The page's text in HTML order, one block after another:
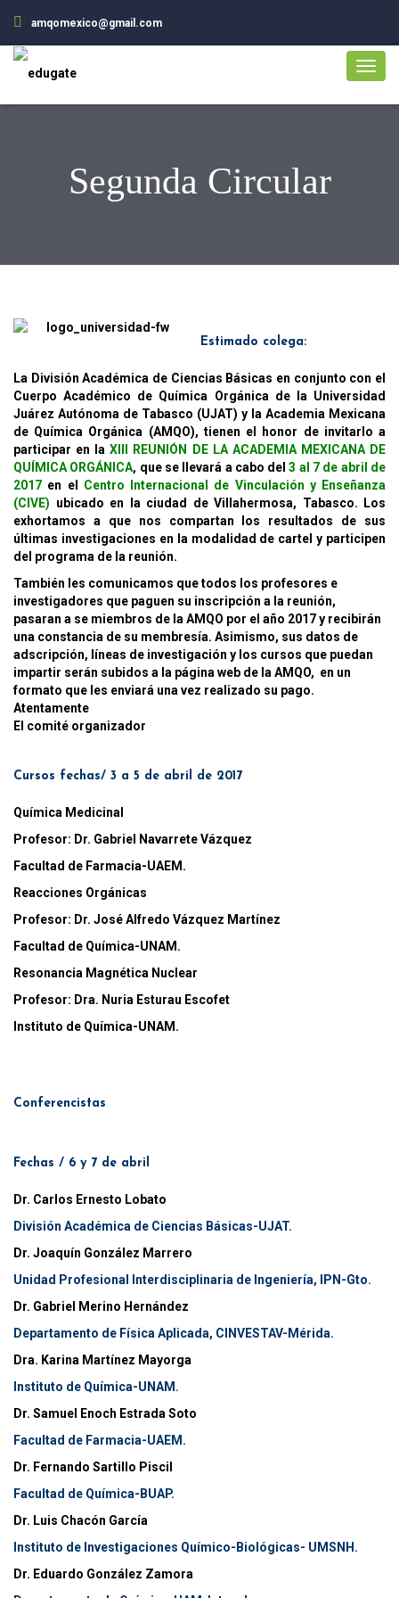
amqomexico@gmail.com
Segunda Circular
Estimado colega:
La División Académica de Ciencias Básicas en conjunto con el
Cuerpo Académico de Química Orgánica dela Universidad
Juárez Autónoma de Tabasco (UJAT) y la Academia Mexicana
de Química Orgánica (AMQO), tienen el honor de invitarlo a
participar en la XIII REUNIÓN DE LA ACADEMIA MEXICANA DE
QUÍMICA ORGÁNICA, que se llevará a cabo del 3 al 7 de abril de
2017 en el
Centro Internacional de Vinculación y Enseñanza
(CIVE) ubicado en la ciudad de Villahermosa, Tabasco.
Los
exhortamos a que nos compartan los resultados de sus
últimas investigaciones en la modalidad de cartel y participen
del programa de la reunión.
También les comunicamos que todos los profesores e
investigadores que paguen su inscripción a la reunión,
pasaran a se miembros de la AMQO por el año 2017 y recibirán
una constancia de su membresía. Asimismo, sus datos de
adscripción, líneas de investigación y los cursos que puedan
impartir serán subidos a la página web de la AMQO, en un
formato que les enviará una vez realizado su pago.
Atentamente
El comité organizador
Cursos fechas/ 3 a 5 de abril de 2017
Química Medicinal
Profesor: Dr. Gabriel Navarrete Vázquez
Facultad de Farmacia-UAEM.
Reacciones Orgánicas
Profesor: Dr. José Alfredo Vázquez Martínez
Facultad de Química-UNAM.
Resonancia Magnética Nuclear
Profesor: Dra. Nuria Esturau Escofet
Instituto de Química-UNAM.
Conferencistas
Fechas / 6 y 7 de abril
Dr. Carlos Ernesto Lobato
División Académica de Ciencias Básicas-UJAT.
Dr. Joaquín González Marrero
Unidad Profesional Interdisciplinaria de Ingeniería, IPN-Gto.
Dr. Gabriel Merino Hernández
Departamento de Física Aplicada, CINVESTAV-Mérida.
Dra. Karina Martínez Mayorga
Instituto de Química-UNAM.
Dr. Samuel Enoch Estrada Soto
Facultad de Farmacia-UAEM.
Dr. Fernando Sartillo Piscil
Facultad de Química-BUAP.
Dr. Luis Chacón García
Instituto de Investigaciones Químico-Biológicas- UMSNH.
Dr. Eduardo González Zamora